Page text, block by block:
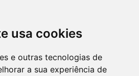
usa cookies
e outras tecnologias de
a sua experiência de